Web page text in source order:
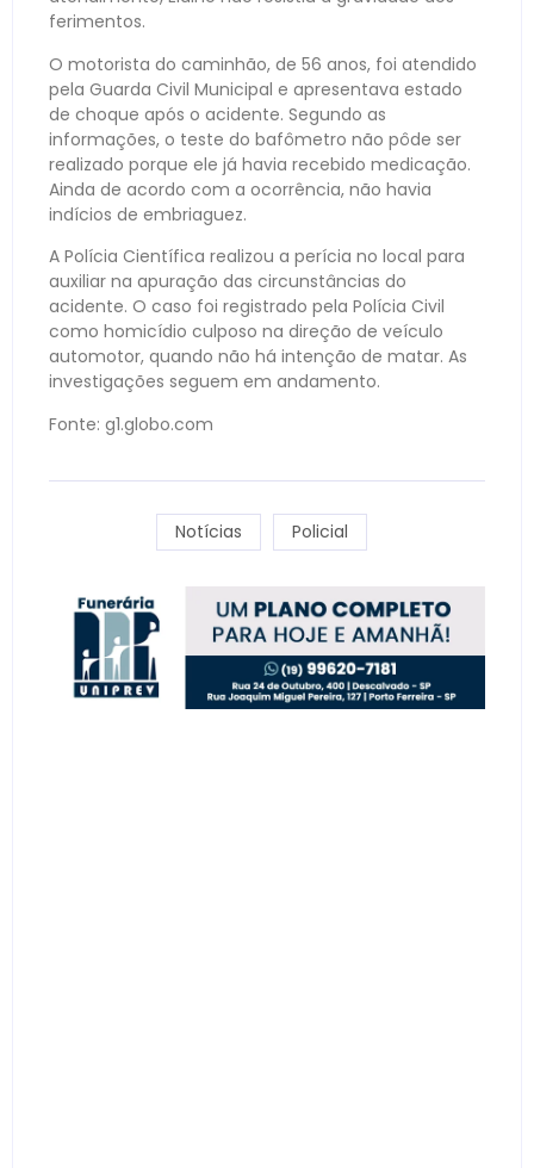
ferimentos.
O motorista do caminhão, de 56 anos, foi atendido
pela Guarda Civil Municipal e apresentava estado
de choque após o acidente. Segundo as
informações, o teste do bafômetro não pôde ser
realizado porque ele já havia recebido medicação.
Ainda de acordo com a ocorrência, não havia
indícios de embriaguez.
A Polícia Científica realizou a perícia no local para
auxiliar na apuração das circunstâncias do
acidente. O caso foi registrado pela Polícia Civil
como homicídio culposo na direção de veículo
automotor, quando não há intenção de matar. As
investigações seguem em andamento.
Fonte: g1.globo.com
Notícias Policial